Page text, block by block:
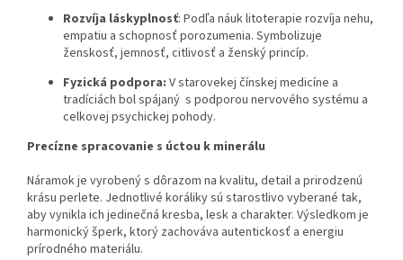
Rozvíja láskyplnosť: Podľa náuk litoterapie rozvíja nehu,
empatiu a schopnosť porozumenia. Symbolizuje
ženskosť, jemnosť, citlivosť a ženský princíp.
Fyzická podpora: V starovekej čínskej medicíne a
tradíciách bol spájaný s podporou nervového systému a
celkovej psychickej pohody.
Precízne spracovanie s úctou k minerálu
Náramok je vyrobený s dôrazom na kvalitu, detail a prirodzenú
krásu perlete. Jednotlivé koráliky sú starostlivo vyberané tak,
aby vynikla ich jedinečná kresba, lesk a charakter. Výsledkom je
harmonický šperk, ktorý zachováva autentickosť a energiu
prírodného materiálu.